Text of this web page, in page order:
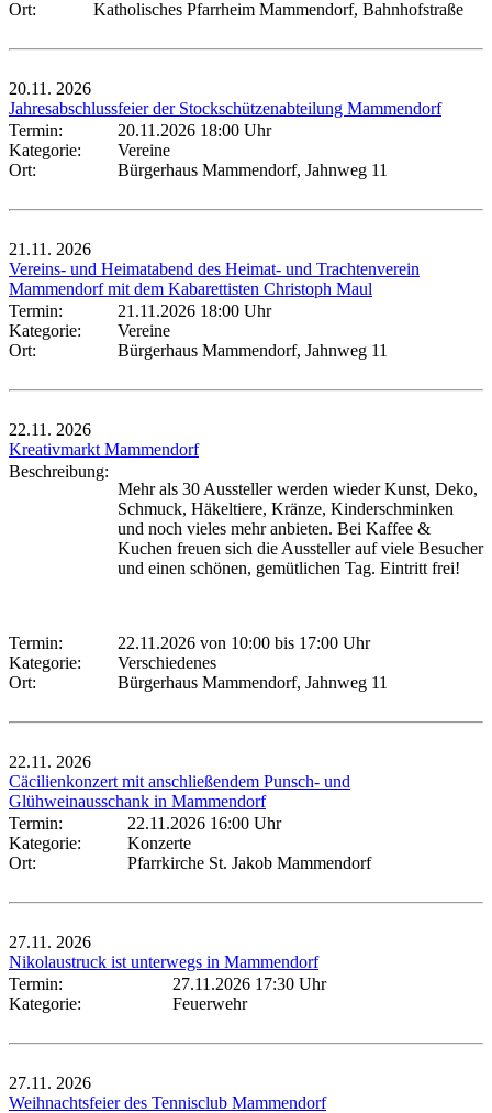
Ort: Katholisches Pfarrheim Mammendorf, Bahnhofstraße
20.11. 2026
Jahresabschlussfeier der Stockschützenabteilung Mammendorf
Termin:
20.11.2026 18:00 Uhr
Kategorie:
Vereine
Ort:
Bürgerhaus Mammendorf, Jahnweg 11
21.11. 2026
Vereins- und Heimatabend des Heimat- und Trachtenverein
Mammendorf mit dem Kabarettisten Christoph Maul
Termin:
21.11.2026 18:00 Uhr
Kategorie:
Vereine
Ort:
Bürgerhaus Mammendorf, Jahnweg 11
22.11. 2026
Kreativmarkt Mammendorf
Beschreibung:
Mehr als 30 Aussteller werden wieder Kunst, Deko,
Schmuck, Häkeltiere, Kränze, Kinderschminken
und noch vieles mehr anbieten. Bei Kaffee &
Kuchen freuen sich die Aussteller auf viele Besucher
und einen schönen, gemütlichen Tag. Eintritt frei!
Termin: 22.11.2026 von 10:00 bis 17:00 Uhr
Kategorie:
Verschiedenes
Ort:
Bürgerhaus Mammendorf, Jahnweg 11
22.11. 2026
Cäcilienkonzert mit anschließendem Punsch- und
Glühweinausschank in Mammendorf
Termin:
22.11.2026 16:00 Uhr
Kategorie:
Konzerte
Ort:
Pfarrkirche St. Jakob Mammendorf
27.11. 2026
Nikolaustruck ist unterwegs in Mammendorf
Termin:
27.11.2026 17:30 Uhr
Kategorie:
Feuerwehr
27.11. 2026
Weihnachtsfeier des Tennisclub Mammendorf